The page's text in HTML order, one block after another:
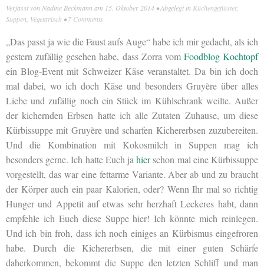
Verfasst von Nadine Beckmann am 15. Oktober 2014 • Abgelegt in Küchengeflüster,
Suppen Vegetarisch •7 Comments
„Das passt ja wie die Faust aufs Auge“ habe ich mir gedacht, als ich
gestern zufällig gesehen habe, dass Zorra vom Foodblog Kochtopf
ein Blog-Event mit Schweizer Käse veranstaltet. Da bin ich doch
mal dabei, wo ich doch Käse und besonders Gruyère über alles
Liebe und zufällig noch ein Stück im Kühlschrank weilte. Außer
der kichernden Erbsen hatte ich alle Zutaten Zuhause, um diese
Kürbissuppe mit Gruyère und scharfen Kichererbsen zuzubereiten.
Und die Kombination mit Kokosmilch in Suppen mag ich
besonders gerne. Ich hatte Euch jahierschon mal eine Kürbissuppe
vorgestellt, das war eine fettarme Variante. Aber ab und zu braucht
der Körper auch ein paar Kalorien, oder? Wenn Ihr mal so richtig
Hunger und Appetit auf etwas sehr herzhaft Leckeres habt, dann
empfehle ich Euch diese Suppe hier! Ich könnte mich reinlegen.
Und ich bin froh, dass ich noch einiges an Kürbismus eingefroren
habe. Durch die Kichererbsen, die mit einer guten Schärfe
daherkommen, bekommt die Suppe den letzten Schliff und man